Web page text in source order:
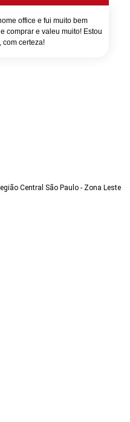
office e fui muito bem
comprar e valeu muito! Estou
com certeza!
Central São Paulo - Zona Leste